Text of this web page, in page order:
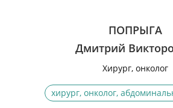
ПОПРЫГА
Дмитрий
Хирург, онколог
хирург, онколог,